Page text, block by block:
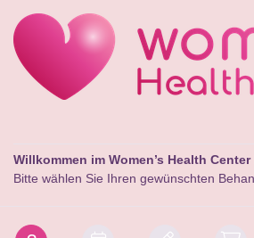
Willkommen im Women’s Health
Bitte wählen Sie Ihren gewünschten